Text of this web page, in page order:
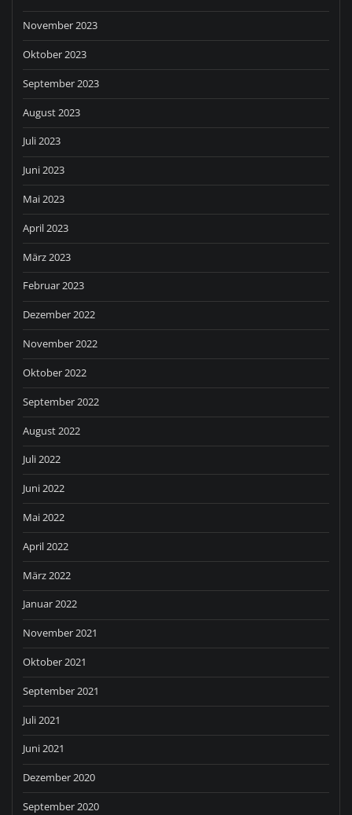
November 2023
Oktober 2023
September 2023
August 2023
Juli 2023
Juni 2023
Mai 2023
April 2023
März 2023
Februar 2023
Dezember 2022
November 2022
Oktober 2022
September 2022
August 2022
Juli 2022
Juni 2022
Mai 2022
April 2022
März 2022
Januar 2022
November 2021
Oktober 2021
September 2021
Juli 2021
Juni 2021
Dezember 2020
September 2020